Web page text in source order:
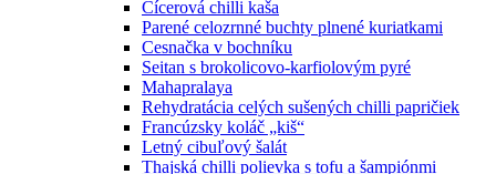
Cícerová chilli kaša
Parené celozrnné buchty plnené kuriatkami
Cesnačka v bochníku
Seitan s brokolicovo-karfiolovým pyré
Mahapralaya
Rehydratácia celých sušených chilli papričiek
Francúzsky koláč „kiš“
Letný cibuľový šalát
Thajská chilli polievka s tofu a šampiónmi